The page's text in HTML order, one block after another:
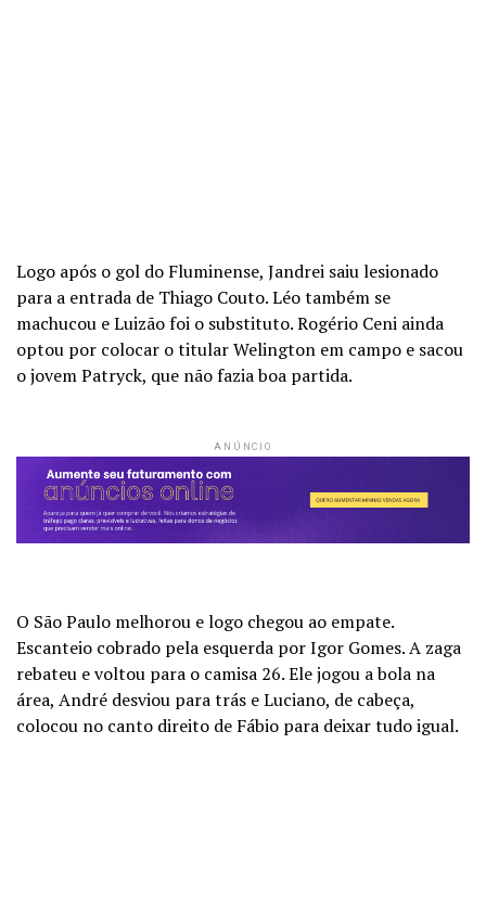
Logo após o gol do Fluminense, Jandrei saiu lesionado
para a entrada de Thiago Couto. Léo também se
machucou e Luizão foi o substituto. Rogério Ceni ainda
optou por colocar o titular Welington em campo e sacou
o jovem Patryck, que não fazia boa partida.
ANÚNCIO
O São Paulo melhorou e logo chegou ao empate.
Escanteio cobrado pela esquerda por Igor Gomes. A zaga
rebateu e voltou para o camisa 26. Ele jogou a bola na
área, André desviou para trás e Luciano, de cabeça,
colocou no canto direito de Fábio para deixar tudo igual.